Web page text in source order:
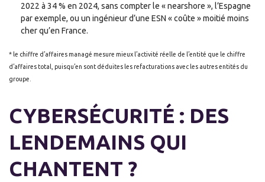
2022 à 34 % en 2024, sans compter le « nearshore », l’Espagne
par exemple, ou un ingénieur d’une ESN « coûte » moitié moins
cher qu’en France.
* le chiffre d’affaires managé mesure mieux l’activité réelle de l’entité que le chiffre
d’affaires total, puisqu’en sont déduites les refacturations avec les autres entités du
groupe.
CYBERSÉCURITÉ : DES
LENDEMAINS QUI
CHANTENT ?